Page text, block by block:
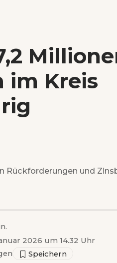
im Kreis
Rückforderungen und
2026 um 14.32 Uhr